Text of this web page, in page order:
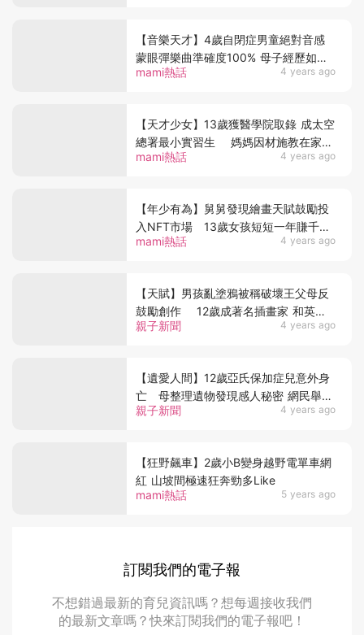
mami熱話 4 years ago
【音樂天才】4歲自閉症男童絕對音感
蒙眼彈樂曲準確度100% 母子經歷如坐
過山車 媽媽只有1心願
mami熱話 4 years ago
【天才少女】13歲獲醫學院取錄 成太空
總署最小實習生 媽媽因材施教在家自
學 是成功關鍵！
mami熱話 4 years ago
【年少有為】舅舅發現繪畫天賦鼓勵投
入NFT市場 13歲女孩短短一年賺千萬
成小富婆！
親子新聞 4 years ago
【天賦】男孩亂塗鴉被稱破壞王父母反
鼓勵創作 12歲成著名插畫家 和英皇
室NIKE合作！
親子新聞 4 years ago
【遺愛人間】12歲亞氏保加症兒意外身
亡 母整理遺物發現感人秘密 網民舉動
暖人心
mami熱話 5 years ago
【狂野飆車】2歲小B變身越野電單車網
紅 山坡間極速狂奔勁多Like
訂閱我們的電子報
不想錯過最新的育兒資訊嗎？想每週接收我們
的最新文章嗎？快來訂閱我們的電子報吧！